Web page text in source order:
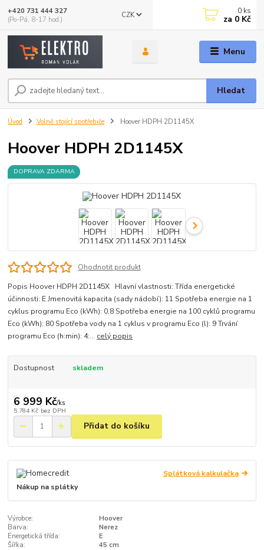
Menu
CZK
Hledat
+420 731 444 327
(Po-Pá, 8-17 hod.)
0 ks
za 0 Kč
Úvod Volně stojící spotřebiče Hoover HDPH 2D1145X
Hoover HDPH 2D1145X
DOPRAVA ZDARMA
Ohodnotit produkt
Popis Hoover HDPH 2D1145X Hlavní vlastnosti: Třída energetické
účinnosti: E Jmenovitá kapacita (sady nádobí): 11 Spotřeba energie na 1
cyklus programu Eco (kWh): 0,8 Spotřeba energie na 100 cyklů programu
Eco (kWh): 80 Spotřeba vody na 1 cyklus v programu Eco (l): 9 Trvání
programu Eco (h:min): 4:... celý popis
Dostupnost skladem
6 999 Kč/ks
5 784 Kč bez DPH
Přidat do košíku
Splátková kalkulačka
Nákup na splátky
Výrobce:
Hoover
Barva:
Nerez
Energetická třída:
E
Šířka:
45 cm